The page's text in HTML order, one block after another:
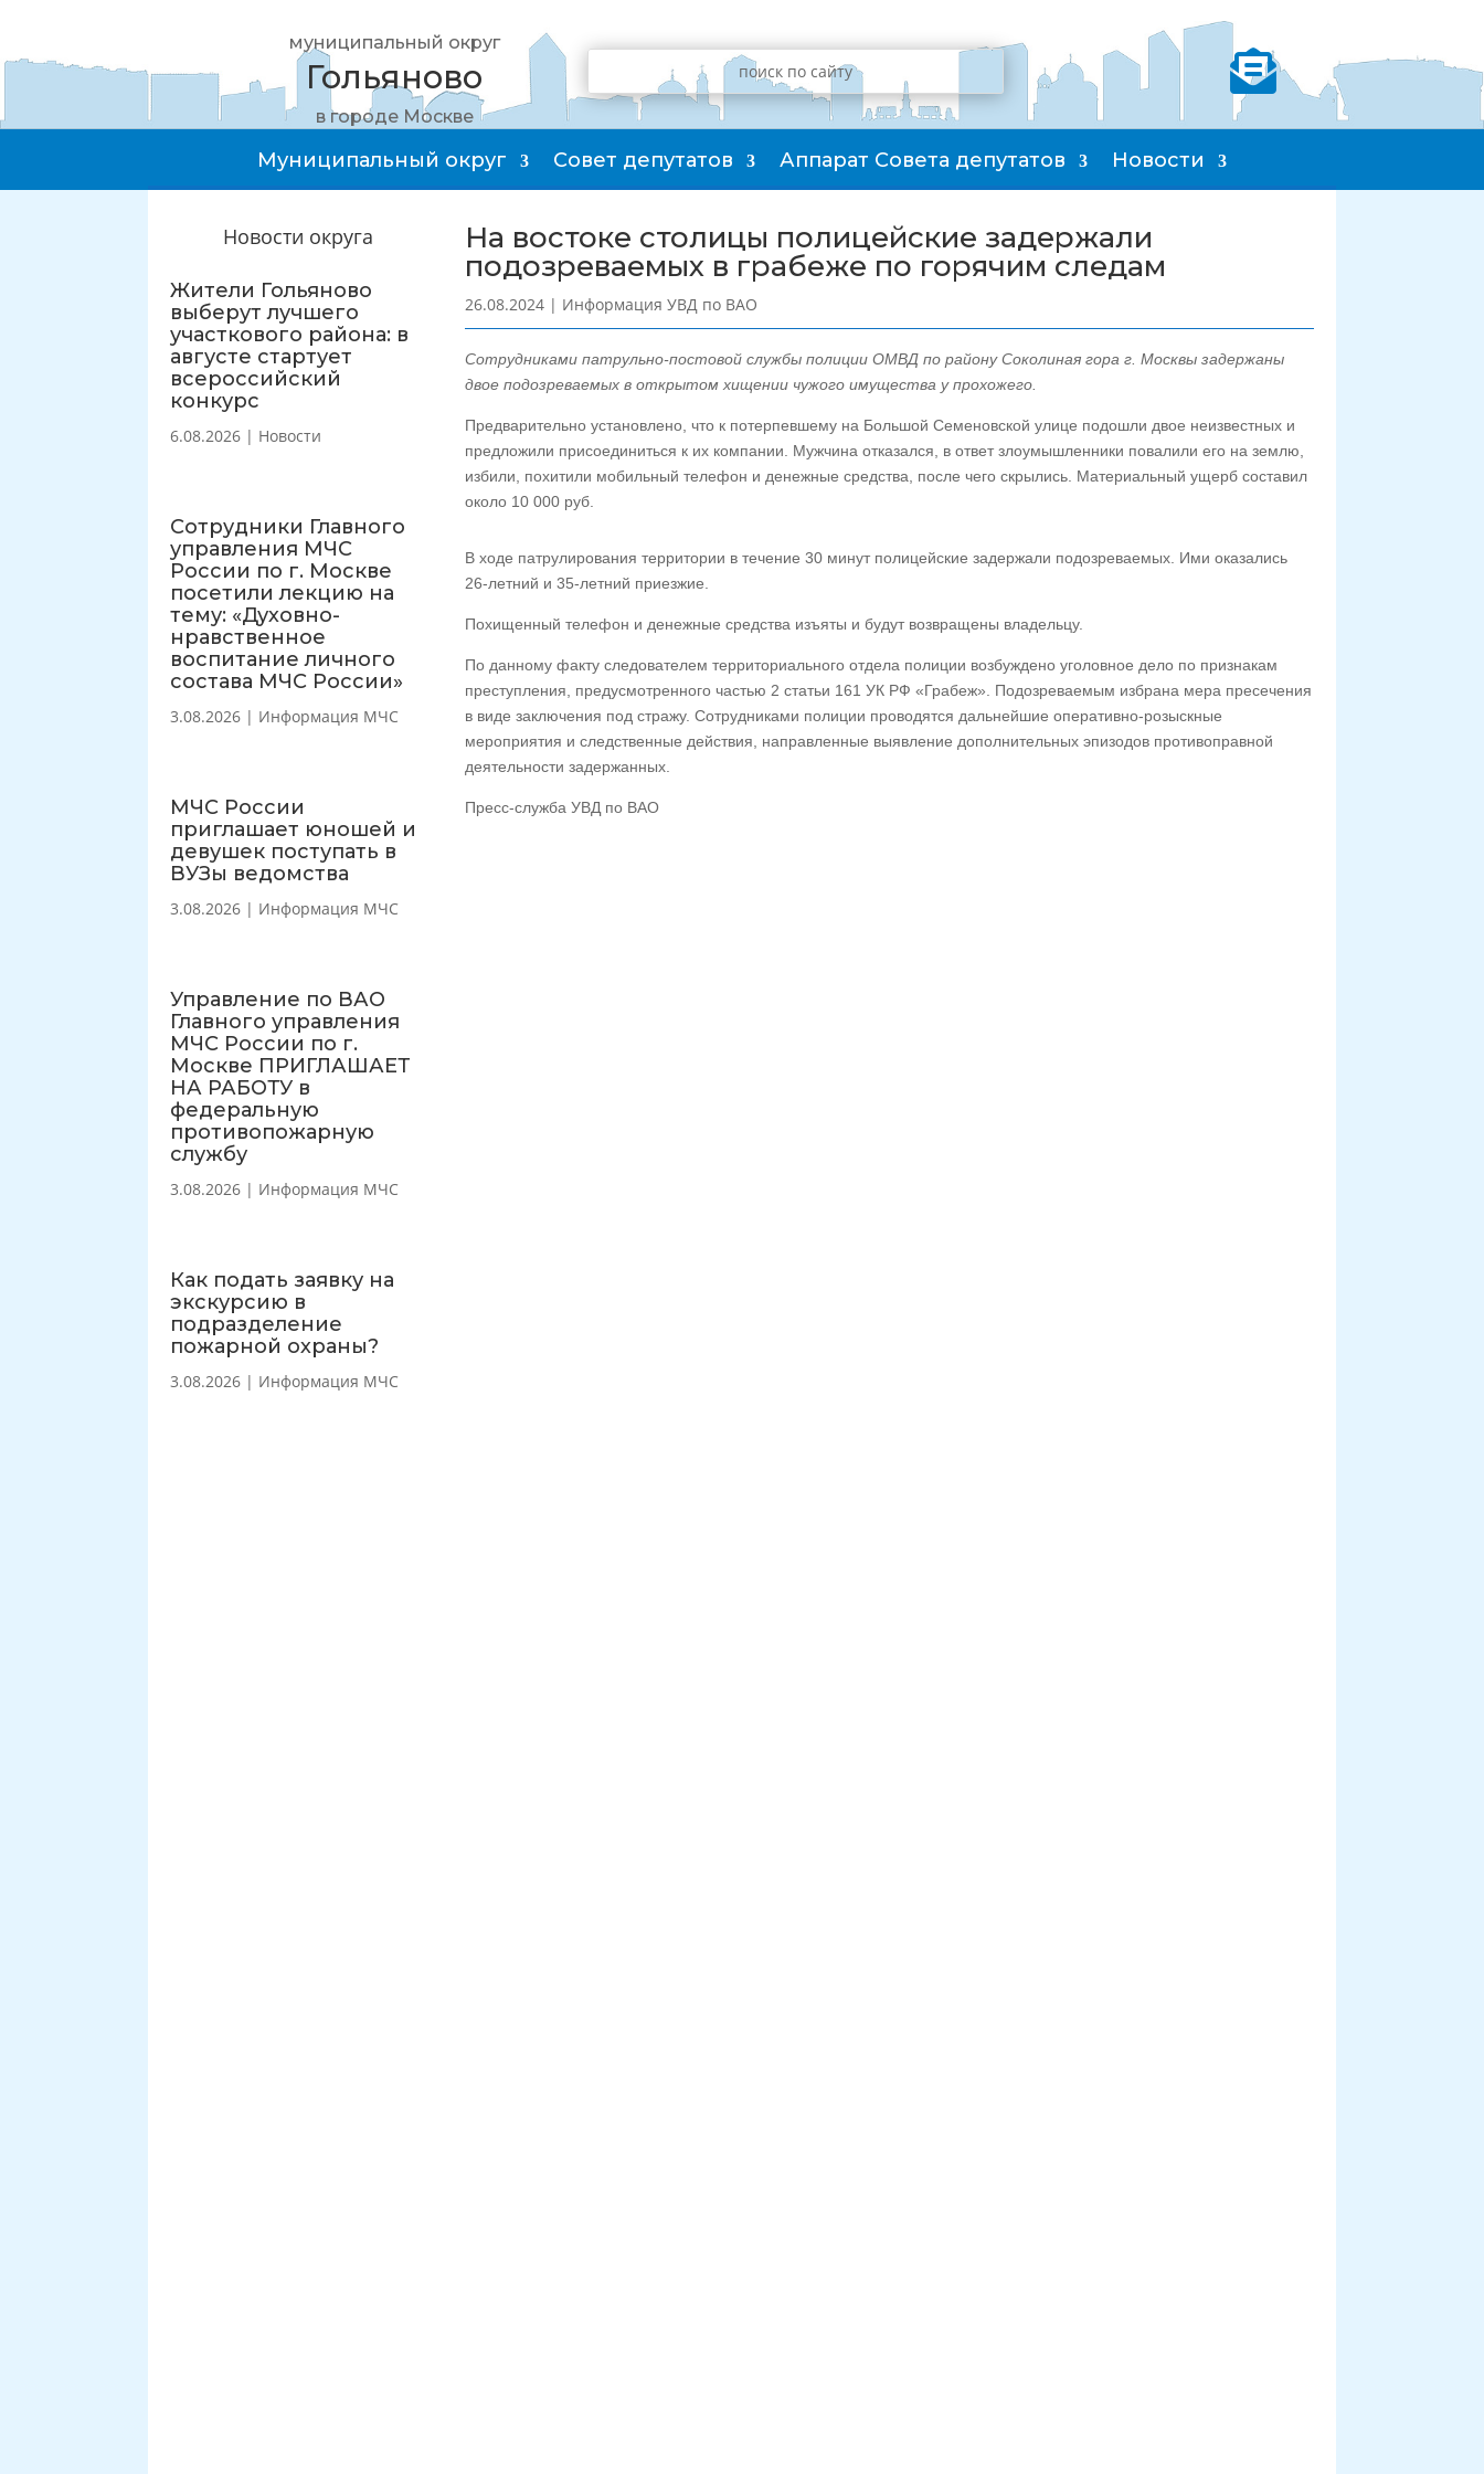
муниципальный округ
Гольяново
в городе Москве

Муниципальный округ Совет депутатов Аппарат Совета депутатов Новости
Новости округа
Жители Гольяново
выберут лучшего
участкового района: в
августе стартует
всероссийский
конкурс
6.08.2026 | Новости
Сотрудники Главного
управления МЧС
России по г. Москве
посетили лекцию на
тему: «Духовно-
нравственное
воспитание личного
состава МЧС России»
3.08.2026 | Информация МЧС
МЧС России
приглашает юношей и
девушек поступать в
ВУЗы ведомства
3.08.2026 | Информация МЧС
Управление по ВАО
Главного управления
МЧС России по г.
Москве ПРИГЛАШАЕТ
НА РАБОТУ в
федеральную
противопожарную
службу
3.08.2026 | Информация МЧС
Как подать заявку на
экскурсию в
подразделение
пожарной охраны?
3.08.2026 | Информация МЧС
На востоке столицы полицейские задержали
подозреваемых в грабеже по горячим следам
26.08.2024| Информация УВД по ВАО
Сотрудниками патрульно-постовой службы полиции ОМВД по району Соколиная гора г. Москвы задержаны
двое подозреваемых в открытом хищении чужого имущества у прохожего.
Предварительно установлено, что к потерпевшему на Большой Семеновской улице подошли двое неизвестных и
предложили присоединиться к их компании. Мужчина отказался, в ответ злоумышленники повалили его на землю,
избили, похитили мобильный телефон и денежные средства, после чего скрылись. Материальный ущерб составил
около 10 000 руб.
В ходе патрулирования территории в течение 30 минут полицейские задержали подозреваемых. Ими оказались
26-летний и 35-летний приезжие.
Похищенный телефон и денежные средства изъяты и будут возвращены владельцу.
По данному факту следователем территориального отдела полиции возбуждено уголовное дело по признакам
преступления, предусмотренного частью 2 статьи 161 УК РФ «Грабеж». Подозреваемым избрана мера пресечения
в виде заключения под стражу. Сотрудниками полиции проводятся дальнейшие оперативно-розыскные
мероприятия и следственные действия, направленные выявление дополнительных эпизодов противоправной
деятельности задержанных.
Пресс-служба УВД по ВАО